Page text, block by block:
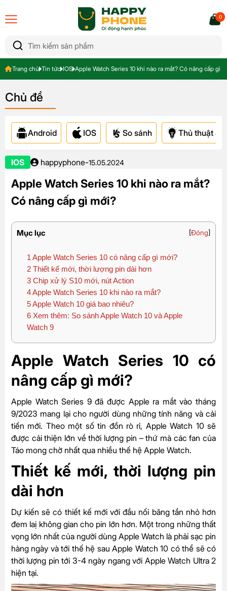
0
Trang chủ Tin tức IOS Apple Watch Series 10 khi nào ra mắt? Có nâng cấp gì
Chủ đề
Android IOS So sánh Thủ thuật &
IOS happyphone-15.05.2024
Apple Watch Series 10 khi nào ra mắt?
Có nâng cấp gì mới?
Mục lục [Đóng]
1 Apple Watch Series 10 có nâng cấp gì mới?
2 Thiết kế mới, thời lượng pin dài hơn
3 Chip xử lý S10 mới, nút Action
4Apple Watch Series 10 khi nào ra mắt?
5Apple Watch 10 giá bao nhiêu?
6 Xem thêm: So sánh Apple Watch 10 và Apple
Watch 9
Apple Watch Series 10 có
nâng cấp gì mới?
Apple Watch Series 9đã được Applera mắt vào tháng
9/2023 mang lại cho người dùng những tính năng và cải
tiến mới. Theo một số tin đồn rò rỉ, Apple Watch 10 sẽ
được cải thiện lớn về thời lượng pin – thứ mà các fan của
Táo mong chờ nhất qua nhiều thế hệ Apple Watch.
Thiết kế mới, thời lượng pin
dài hơn
Dự kiến sẽ có thiết kế mới với đầu nối băng tần nhỏ hơn
đem laị không gian cho pin lớn hơn. Một trong những thất
vọng lớn nhất của người dùng Apple Watch là phải sạc pin
hàng ngày và tới thế hệ sau Apple Watch 10 có thể sẽ có
thời lượng pin tới 3-4 ngày ngang với Apple Watch Ultra 2
hiện tại.